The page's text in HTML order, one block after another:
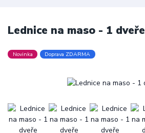
Lednice na maso - 1 dveře
Novinka Doprava ZDARMA